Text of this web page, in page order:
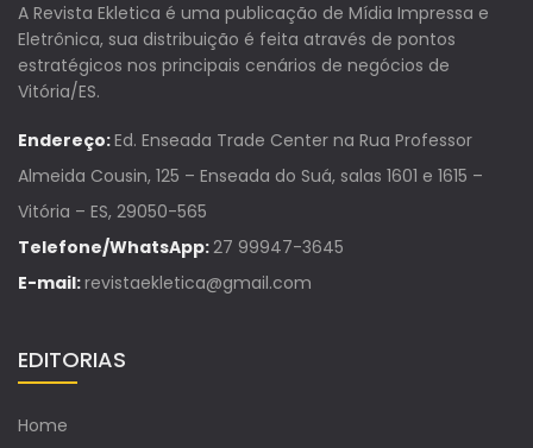
A Revista Ekletica é uma publicação de Mídia Impressa e
Eletrônica, sua distribuição é feita através de pontos
estratégicos nos principais cenários de negócios de
Vitória/ES.
Endereço:Ed. Enseada Trade Center na Rua Professor
Almeida Cousin, 125 – Enseada do Suá, salas 1601 e 1615 –
Vitória – ES, 29050-565
Telefone/WhatsApp:27 99947-3645
E-mail:revistaekletica@gmail.com
EDITORIAS
Home